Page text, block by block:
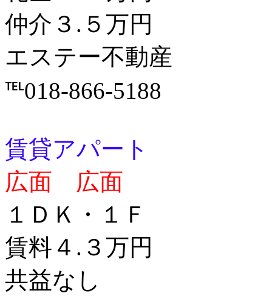
仲介３.５万円
エステー不動産
℡018-866-5188
賃貸アパート
広面 広面
１ＤＫ・１Ｆ
賃料４.３万円
共益なし